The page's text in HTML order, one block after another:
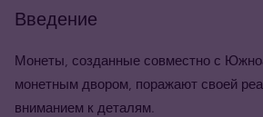
Введение
Монеты, созданные совместно с
монетным двором, поражают своей
вниманием к деталям.